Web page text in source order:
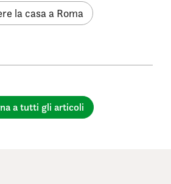
la casa a Roma
a tutti gli articoli